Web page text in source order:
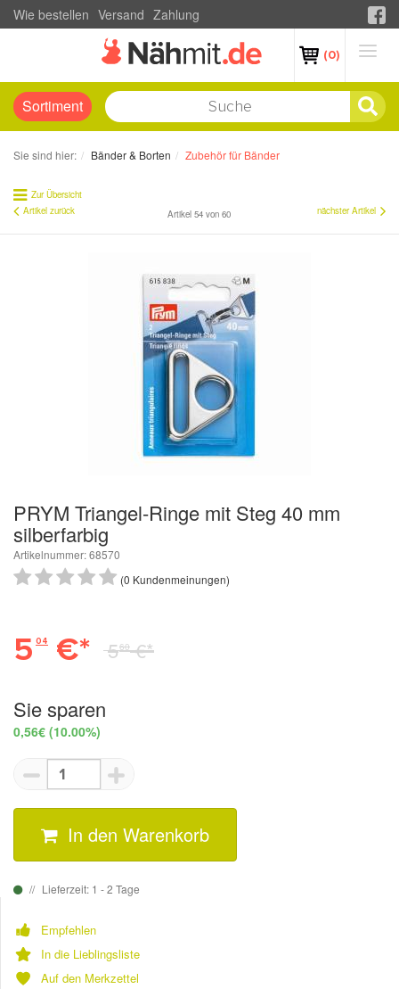
Wie bestellen Versand Zahlung
(0)
Sortiment
Sie sind hier: Bänder & Borten Zubehör für Bänder
Zur Übersicht
Artikel zurück
Artikel 54 von 60 nächster Artikel
PRYM Triangel-Ringe mit Steg 40 mm
silberfarbig
Artikelnummer: 68570
(0 Kundenmeinungen)
5 04 €* 560€*
Sie sparen
0,56€ (10.00%)
In den Warenkorb
Lieferzeit: 1 - 2 Tage
Empfehlen
In die Lieblingsliste
Auf den Merkzettel